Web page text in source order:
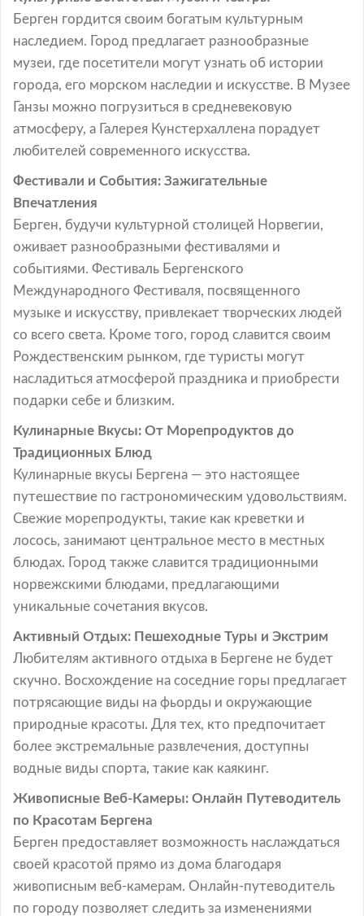
Берген гордится своим богатым культурным
наследием. Город предлагает разнообразные
музеи, где посетители могут узнать об истории
города, его морском наследии и искусстве. В Музее
Ганзы можно погрузиться в средневековую
атмосферу, а Галерея Кунстерхаллена порадует
любителей современного искусства.
Фестивали и События: Зажигательные
Впечатления
Берген, будучи культурной столицей Норвегии,
оживает разнообразными фестивалями и
событиями. Фестиваль Бергенского
Международного Фестиваля, посвященного
музыке и искусству, привлекает творческих людей
со всего света. Кроме того, город славится своим
Рождественским рынком, где туристы могут
насладиться атмосферой праздника и приобрести
подарки себе и близким.
Кулинарные Вкусы: От Морепродуктов до
Традиционных Блюд
Кулинарные вкусы Бергена — это настоящее
путешествие по гастрономическим удовольствиям.
Свежие морепродукты, такие как креветки и
лосось, занимают центральное место в местных
блюдах. Город также славится традиционными
норвежскими блюдами, предлагающими
уникальные сочетания вкусов.
Активный Отдых: Пешеходные Туры и Экстрим
Любителям активного отдыха в Бергене не будет
скучно. Восхождение на соседние горы предлагает
потрясающие виды на фьорды и окружающие
природные красоты. Для тех, кто предпочитает
более экстремальные развлечения, доступны
водные виды спорта, такие как каякинг.
Живописные Веб-Камеры: Онлайн Путеводитель
по Красотам Бергена
Берген предоставляет возможность наслаждаться
своей красотой прямо из дома благодаря
живописным веб-камерам. Онлайн-путеводитель
по городу позволяет следить за изменениями